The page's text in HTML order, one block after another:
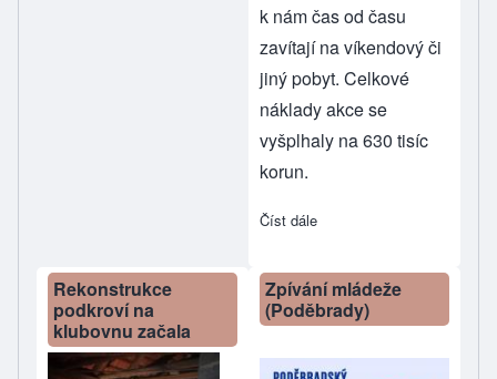
k nám čas od času
zavítají na víkendový či
jiný pobyt. Celkové
náklady akce se
vyšplhaly na 630 tisíc
korun.
Číst dále
Rekonstrukce
podkroví na
klubovnu začala
Zpívání mládeže
(Poděbrady)